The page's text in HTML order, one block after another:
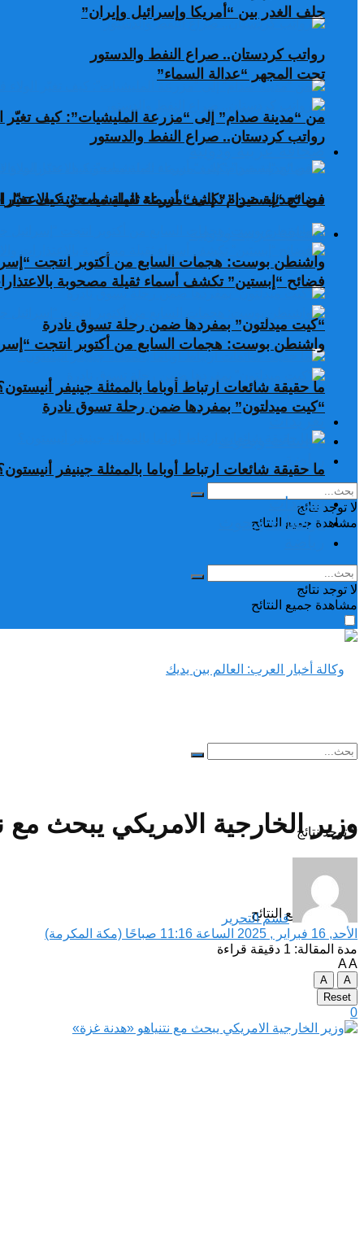
رواتب كردستان.. صراع النفط والدستور
من “مدينة صدام” إلى “مزرعة المليشيات”: كيف تغيّر
صحافة عربية ودولية
فضائح “إبستين” تكشف أسماء ثقيلة مصحوبة
واشنطن بوست: هجمات السابع من أكتوبر انتجت
“كيت ميدلتون” بمفردها ضمن رحلة تسوق نادرة
ما حقيقة شائعات ارتباط أوباما بالممثلة جينيفر
دراسات وبحوث
رياضة
لا توجد نتائج
مشاهدة جميع النتائح
حلف الغدر بين “أمريكا وإسرائيل وإيران”
تحت المجهر “عدالة السماء”
رواتب كردستان.. صراع النفط والدستور
من “مدينة صدام” إلى “مزرعة المليشيات”: كيف تغيّر
صحافة عربية ودولية
فضائح “إبستين” تكشف أسماء ثقيلة مصحوبة
واشنطن بوست: هجمات السابع من أكتوبر انتجت
“كيت ميدلتون” بمفردها ضمن رحلة تسوق نادرة
ما حقيقة شائعات ارتباط أوباما بالممثلة جينيفر
تغريدات
دراسات وبحوث
لا توجد نتائج
مشاهدة جميع النتائح
لا توجد نتائج
مشاهدة جميع النتائح
وزير الخارجية الامريكي يبحث مع
قسم التحرير
الأحد, 16 فبراير , 2025 الساعة 11:16 صباحًا (مكة المكرمة)
مدة المقالة: 1 دقيقة قراءة
AA
A
A
Reset
0